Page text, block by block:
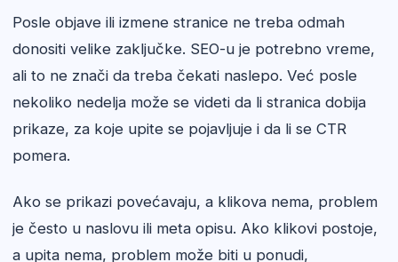
Posle objave ili izmene stranice ne treba odmah
donositi velike zaključke. SEO-u je potrebno vreme,
ali to ne znači da treba čekati naslepo. Već posle
nekoliko nedelja može se videti da li stranica dobija
prikaze, za koje upite se pojavljuje i da li se CTR
pomera.
Ako se prikazi povećavaju, a klikova nema, problem
je često u naslovu ili meta opisu. Ako klikovi postoje,
a upita nema, problem može biti u ponudi,